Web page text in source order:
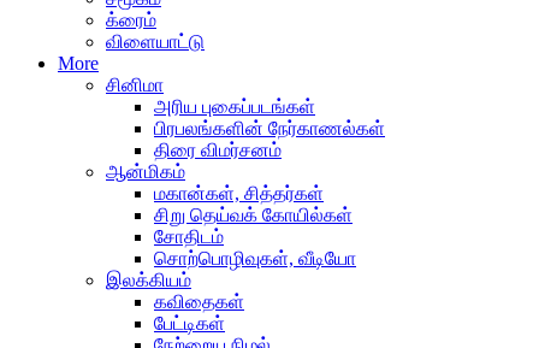
க்ரைம்
விளையாட்டு
More
சினிமா
அரிய புகைப்படங்கள்
பிரபலங்களின் நேர்காணல்கள்
திரை விமர்சனம்
ஆன்மிகம்
மகான்கள், சித்தர்கள்
சிறு தெய்வக் கோயில்கள்
சோதிடம்
சொற்பொழிவுகள், வீடியோ
இலக்கியம்
கவிதைகள்
பேட்டிகள்